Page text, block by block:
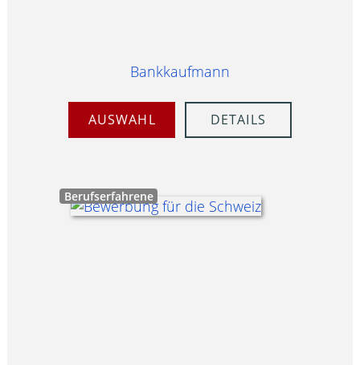
Bankkaufmann
AUSWAHL DETAILS
Berufserfahrene